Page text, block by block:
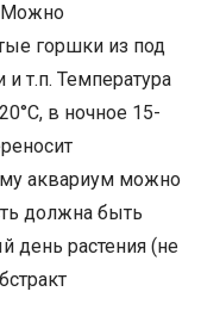
Можно
горшки из под
т.п. Температура
в ночное 15-
аквариум можно
должна быть
день растения (не